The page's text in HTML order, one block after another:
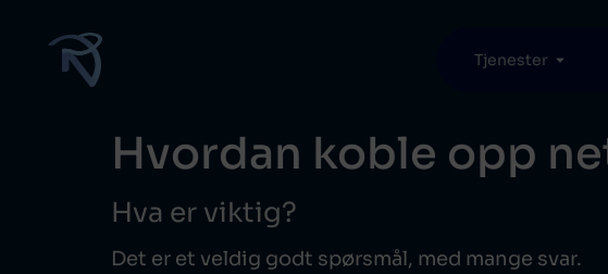
Tjenester
Hvordan koble opp
Hva er viktig?
Det er et veldig godt spørsmål, med mange svar.